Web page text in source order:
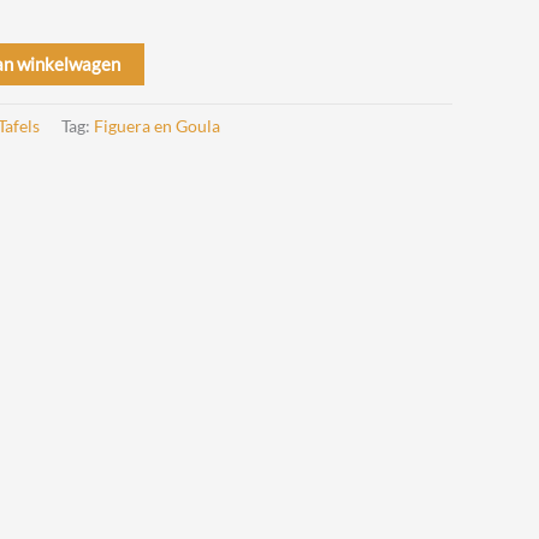
winkelwagen
Tag: Figuera en Goula